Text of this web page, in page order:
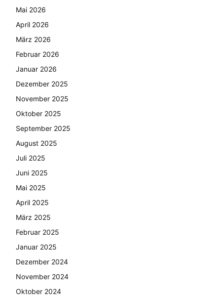
Mai 2026
April 2026
März 2026
Februar 2026
Januar 2026
Dezember 2025
November 2025
Oktober 2025
September 2025
August 2025
Juli 2025
Juni 2025
Mai 2025
April 2025
März 2025
Februar 2025
Januar 2025
Dezember 2024
November 2024
Oktober 2024